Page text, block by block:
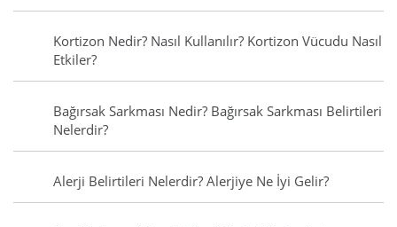
Kortizon Nedir? Nasıl Kullanılır? Kortizon Vücudu Nasıl
Etkiler?
Bağırsak Sarkması Nedir? Bağırsak Sarkması Belirtileri
Nelerdir?
Alerji Belirtileri Nelerdir? Alerjiye Ne İyi Gelir?